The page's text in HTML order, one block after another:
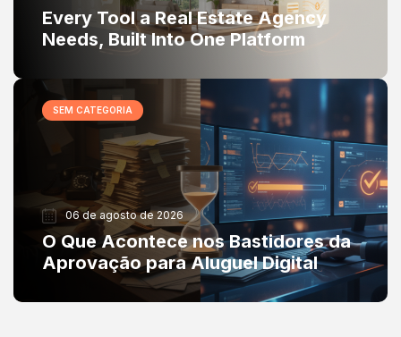
Every Tool a Real Estate Agency
Needs, Built Into One Platform
SEM CATEGORIA
06 de agosto de 2026
O Que Acontece nos Bastidores da
Aprovação para Aluguel Digital